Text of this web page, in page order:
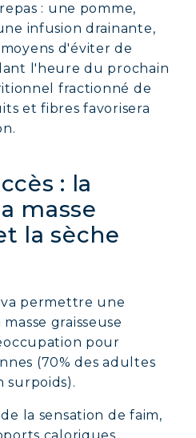
: une pomme,
infusion drainante,
d'éviter de
l'heure du prochain
fractionné de
et fibres favorisera
: la
masse
la sèche
permettre une
graisseuse
pour
(70% des adultes
surpoids).
la sensation de faim,